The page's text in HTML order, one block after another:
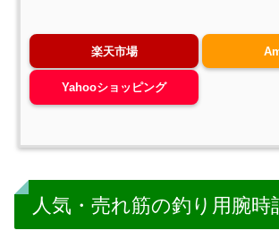
楽天市場
Yahooショッピング
人気・売れ筋の釣り用腕時